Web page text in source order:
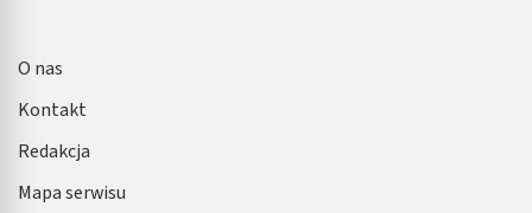
O nas
Kontakt
Redakcja
Mapa serwisu